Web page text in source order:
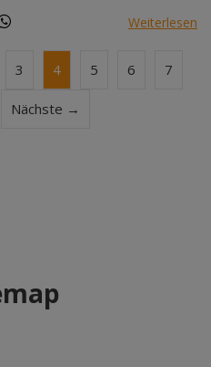
Weiterlesen
3 4 5 6 7
Nächste →